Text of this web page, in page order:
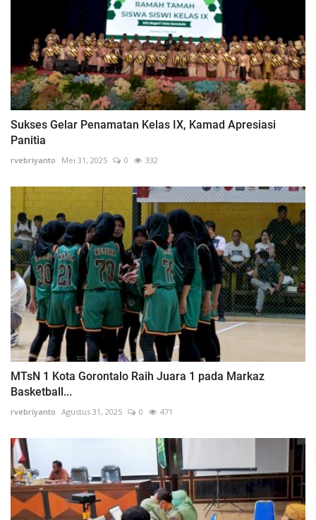
Sukses Gelar Penamatan Kelas IX, Kamad Apresiasi
Panitia
rvebriyanto Mei 31, 2025 0 332
MTsN 1 Kota Gorontalo Raih Juara 1 pada Markaz
Basketball...
rvebriyanto Agustus 31, 2025 0 471